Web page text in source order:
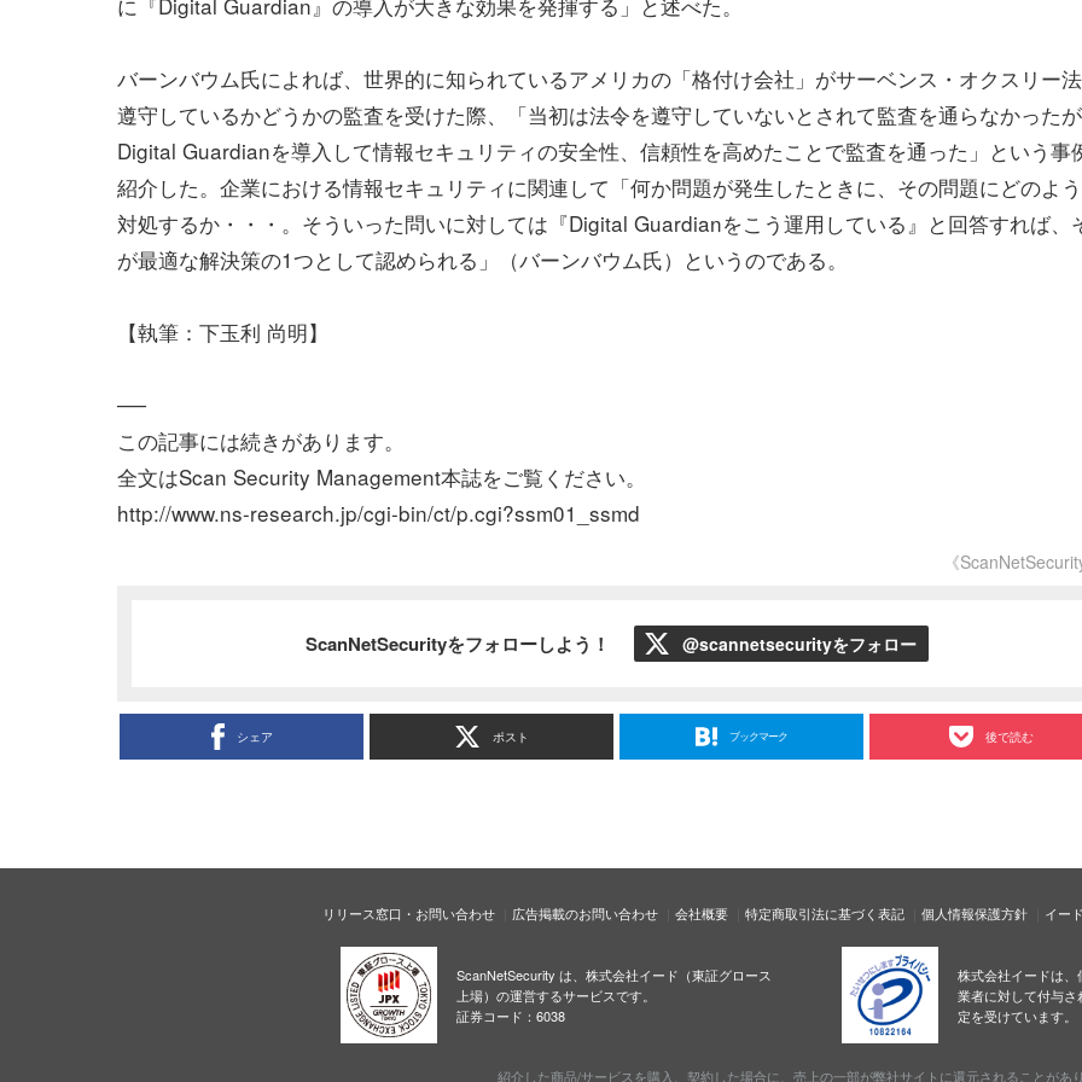
バーンバウム氏によれば、世界的に知られているアメリカの「格付け会社」がサーベンス・オクスリー
遵守しているかどうかの監査を受けた際、「当初は法令を遵守していないとされて監査を通らなかったが
Digital Guardianを導入して情報セキュリティの安全性、信頼性を高めたことで監査を通った」という事
紹介した。企業における情報セキュリティに関連して「何か問題が発生したときに、その問題にどのよ
対処するか・・・。そういった問いに対しては『Digital Guardianをこう運用している』と回答すれば、
が最適な解決策の1つとして認められる」（バーンバウム氏）というのである。
【執筆：下玉利 尚明】
──
この記事には続きがあります。
全文はScan Security Management本誌をご覧ください。
http://www.ns-research.jp/cgi-bin/ct/p.cgi?ssm01_ssmd
《
ScanNetSecurityをフォローしよう！ @scannetsecurityをフォロー
シェア ポスト ブックマーク 後で読む
リリース窓口・お問い合わせ 広告掲載のお問い合わせ 会社概要 特定商取引法に基づく表記 個人情報保護方針 イー
ScanNetSecurity は、株式会社イード（東証グロース
上場）の運営するサービスです。
証券コード：6038
株式会社イードは
業者に対して付与
定を受けています。
紹介した商品/サービスを購入、契約した場合に、売上の一部が弊社サイトに還元されることがあり